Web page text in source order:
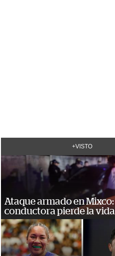
+VISTO
Ataque armado en Mixco:
conductora pierde la vida